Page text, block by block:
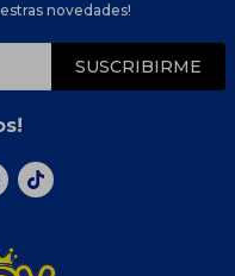
novedades!
SUSCRIBIRME